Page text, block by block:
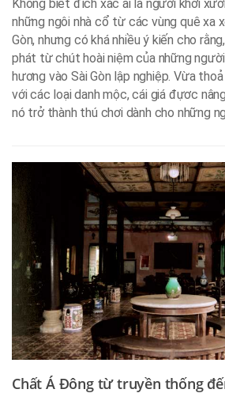
Không biết đích xác ai là người khởi
những ngôi nhà cổ từ các vùng quê xa
Gòn, nhưng có khá nhiều ý kiến cho
phát từ chút hoài niệm của những
hương vào Sài Gòn lập nghiệp. Vừa
với các loại danh mộc, cái giá đựơc
nó trở thành thú chơi dành cho những
Chất Á Đông từ truyền thống